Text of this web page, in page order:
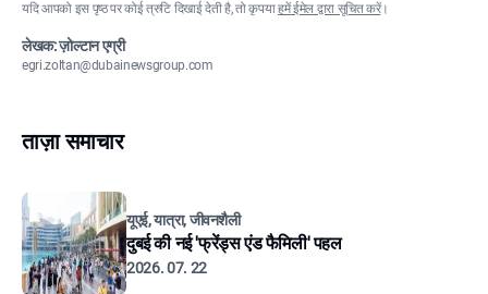
यदि आपको इस पृष्ठ पर कोई त्रुटि दिखाई देती है, तो कृपयाहमें ईमेल द्वारा सूचित करें।
लेखक: ज़ोल्टान एग्री
egri.zoltan@dubainewsgroup.com
ताज़ा समाचार
यूएई, यात्रा, जीवनशैली
दुबई की नई 'फ्रेंड्स एंड फैमिली' पहल
2026. 07. 22